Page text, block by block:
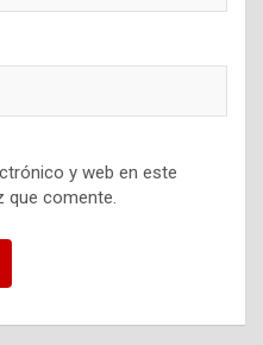
y web en este
que comente.